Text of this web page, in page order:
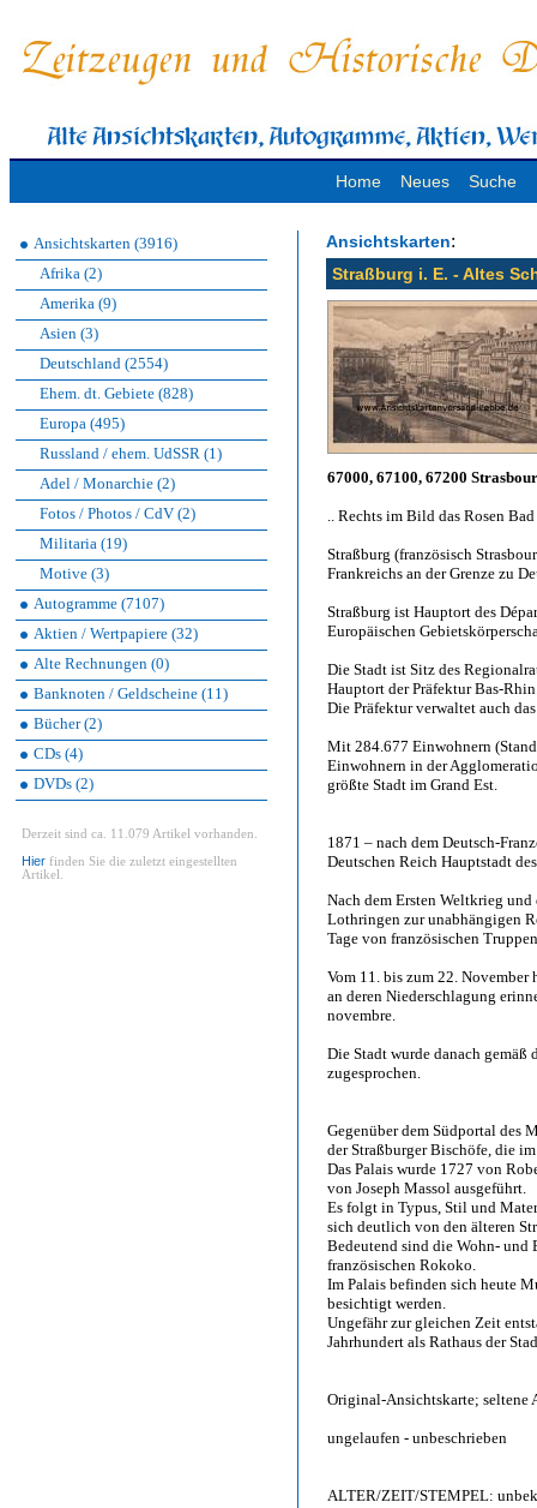
Home Neues Suche
Ansichtskarten (3916)
Afrika (2)
Amerika (9)
Asien (3)
Deutschland (2554)
Ehem. dt. Gebiete (828)
Europa (495)
Russland / ehem. UdSSR (1)
Adel / Monarchie (2)
Fotos / Photos / CdV (2)
Militaria (19)
Motive (3)
Autogramme (7107)
Aktien / Wertpapiere (32)
Alte Rechnungen (0)
Banknoten / Geldscheine (11)
Bücher (2)
CDs (4)
DVDs (2)
Derzeit sind ca. 11.079 Artikel vorhanden.
Hier finden Sie die zuletzt eingestellten
Artikel.
Ansichtskarten:
Straßburg i. E. - Altes
67000, 67100, 67200
.. Rechts im Bild das Rosen Bad
Straßburg (französisch
Frankreichs an der Grenze zu
Straßburg ist Hauptort des
Europäischen
Die Stadt ist Sitz des
Hauptort der Präfektur Bas-
Die Präfektur verwaltet auch
Mit 284.677 Einwohnern
Einwohnern in der
größte Stadt im Grand Est.
1871 – nach dem Deutsch-
Deutschen Reich Hauptstadt
Nach dem Ersten Weltkrieg
Lothringen zur unabhängigen
Tage von französischen
Vom 11. bis zum 22.
an deren Niederschlagung
novembre.
Die Stadt wurde danach gemäß
zugesprochen.
Gegenüber dem Südportal des
der Straßburger Bischöfe, die
Das Palais wurde 1727 von
von Joseph Massol ausgeführt.
Es folgt in Typus, Stil und
sich deutlich von den älteren
Bedeutend sind die Wohn- und
französischen Rokoko.
Im Palais befinden sich heute
besichtigt werden.
Ungefähr zur gleichen Zeit
Jahrhundert als Rathaus der
Original-Ansichtskarte; seltene
ungelaufen - unbeschrieben
ALTER/ZEIT/STEMPEL: